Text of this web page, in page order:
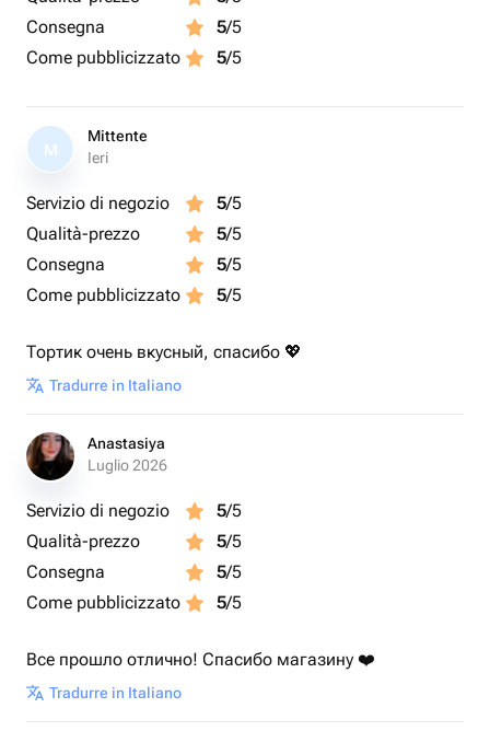
Consegna
5/5
Come pubblicizzato
5/5
M
Mittente
Ieri
Servizio di negozio 5/5
Qualità-prezzo
5/5
Consegna
5/5
Come pubblicizzato
5/5
Тортик очень вкусный, спасибо 💖
Tradurre in Italiano
Anastasiya
Luglio 2026
Servizio di negozio 5/5
Qualità-prezzo
5/5
Consegna
5/5
Come pubblicizzato
5/5
Все прошло отлично! Спасибо магазину ❤️
Tradurre in Italiano